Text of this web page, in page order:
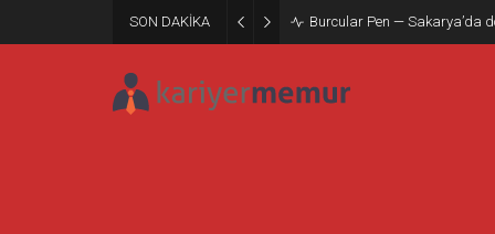
SON DAKİKA Burcular Pen — Sakarya’da